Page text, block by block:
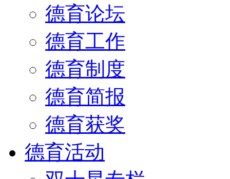
德育论坛
德育工作
德育制度
德育简报
德育获奖
德育活动